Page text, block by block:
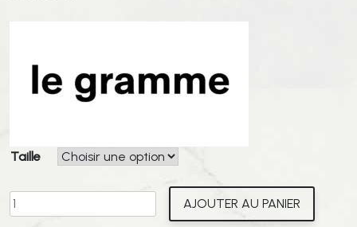
Taille
quantité
de
AJOUTER AU PANIER